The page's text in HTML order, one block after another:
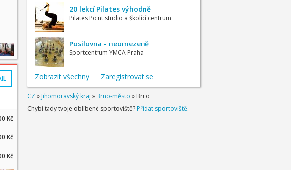
Kč
Kč
Kč
20 lekcí Pilates výhodně
Pilates Point studio a školící centrum
Posilovna - neomezeně
Sportcentrum YMCA Praha
Zobrazit všechny Zaregistrovat se
CZ» Jihomoravský kraj » Brno-město » Brno
Chybí tady tvoje oblíbené sportoviště? Přidat sportoviště.